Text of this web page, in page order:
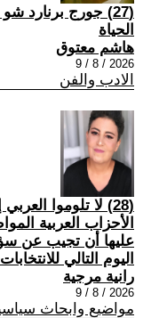
(27) جورج برنارد
الحياة
هاشم معتوق
2026 / 8 / 9
الادب والفن
(28) لا تلوموا
الأحزاب العربية
عليها أن تجيب عن
اليوم التالي
رانية مرجية
2026 / 8 / 9
مواضيع وابحاث